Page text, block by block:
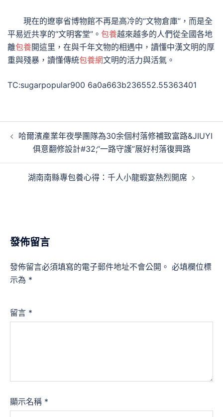
現在的遼寧省博物館不再是高冷的“文物倉庫”，而是全
平易近共享的“文明客堂”。 包養越來越多的人們從全國各地
離包養開這里，在與千年文物的相遇中，讀懂中漢文明的厚
重與殘暴，讀懂傳統包養網文明的活力與活氣。
TC:sugarpopular900 6a0a663b236552.55363401
章
哈爾濱產業年夜學團隊為30余個村落修補致富路&JIUYI
俱意翻修設計#32;“一路守護”展好村落復興路
湖南南縣專包養心得：千人小龍蝦宴熱烈開席
發佈留言
發佈留言必須填寫的電子郵件地址不會公開。 必填欄位標
示為 *
留言 *
顯示名稱 *